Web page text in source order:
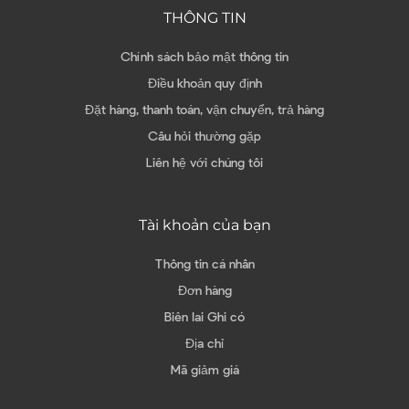
THÔNG TIN
Chính sách bảo mật thông tin
Điều khoản quy định
Đặt hàng, thanh toán, vận chuyển, trả hàng
Câu hỏi thường gặp
Liên hệ với chúng tôi
Tài khoản của bạn
Thông tin cá nhân
Đơn hàng
Biên lai Ghi có
Địa chỉ
Mã giảm giá